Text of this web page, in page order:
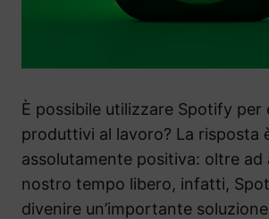
È possibile utilizzare Spotify per
produttivi al lavoro? La risposta
assolutamente positiva: oltre ad
nostro tempo libero, infatti,
divenire un’importante